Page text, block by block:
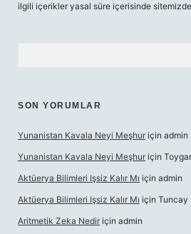
ilgili içerikler yasal süre içerisinde
SON YORUMLAR
Yunanistan Kavala Neyi Meşhur için admin
Yunanistan Kavala Neyi Meşhur için Toygar
Aktüerya Bilimleri Işsiz Kalır Mı için admin
Aktüerya Bilimleri Işsiz Kalır Mı için Tuncay
Aritmetik Zeka Nedir için admin